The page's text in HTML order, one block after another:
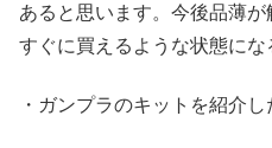
あると思います。今後品薄
すぐに買えるような状態にな
・ガンプラのキットを紹介し